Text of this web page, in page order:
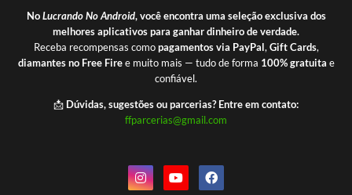
NoLucrando No Android, você encontra uma seleção exclusiva dos
melhores aplicativos para ganhar dinheiro de verdade.
Receba recompensas comopagamentos via PayPal, Gift Cards,
diamantes no Free Firee muito mais — tudo de forma 100% gratuita e
confiável.
📩 Dúvidas, sugestões ou parcerias? Entre em contato:
ffparcerias@gmail.com